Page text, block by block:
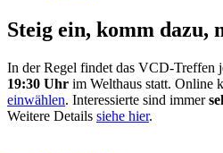
Steig ein, komm dazu,
In der Regel findet das VCD-Treffen
19:30 Uhr im Welthaus statt. Online
einwählen. Interessierte sind immer
Weitere Details siehe hier.